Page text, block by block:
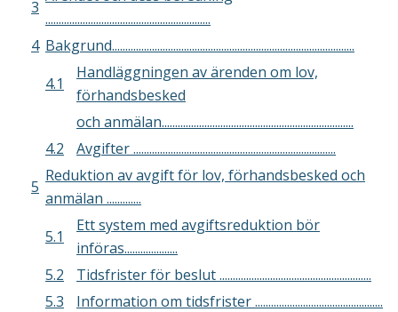
3
..............................................................
4 Bakgrund...........................................................................................
4.1
Handläggningen av ärenden om lov,
förhandsbesked
och anmälan........................................................................
4.2
Avgifter ............................................................................
5
Reduktion av avgift för lov, förhandsbesked och
anmälan .............
5.1
Ett system med avgiftsreduktion bör
införas....................
5.2
Tidsfrister för beslut .........................................................
5.3
Information om tidsfrister ................................................